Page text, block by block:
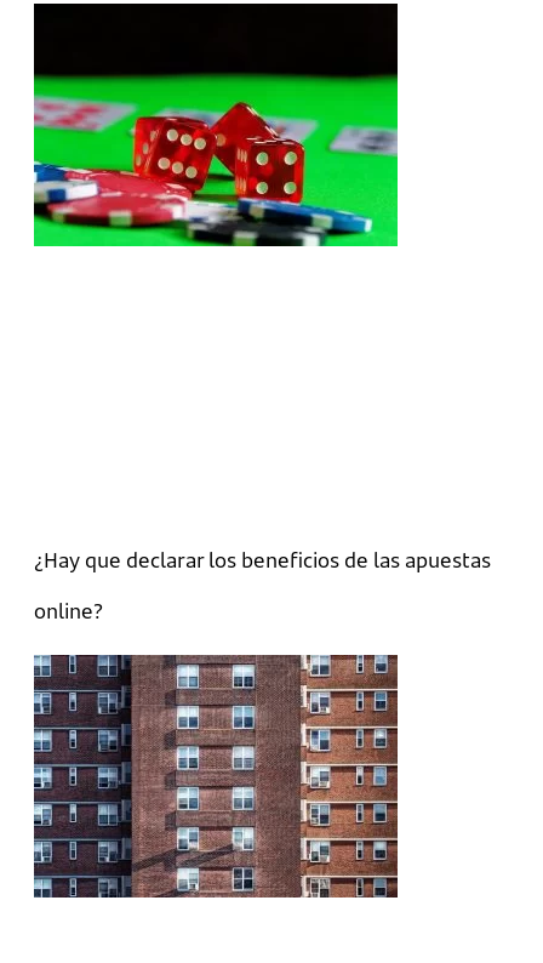
¿Hay que declarar los beneficios de las apuestas
online?